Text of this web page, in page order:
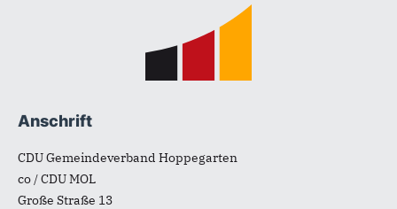
Anschrift
CDU Gemeindeverband Hoppegarten
co / CDU MOL
Große Straße 13